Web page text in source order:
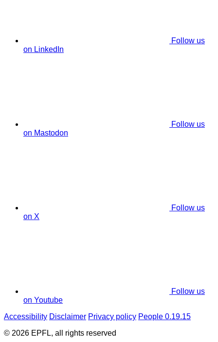
Follow us
on LinkedIn
Follow us
on Mastodon
Follow us
on X
Follow us
on Youtube
Accessibility Disclaimer Privacy policy People 0.19.15
© 2026 EPFL, all rights reserved